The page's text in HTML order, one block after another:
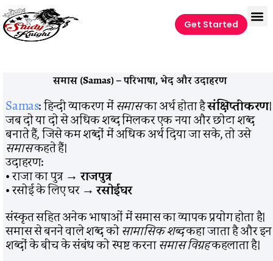
Get Started
समास (Samas) – परिभाषा, भेद और उदाहरण
Samas: हिन्दी व्याकरण मेंसमासका अर्थ होता हैसंक्षिप्तीकरण।
जब दो या दो से अधिक शब्द मिलकर एक नया और छोटा शब्द
बनाते हैं, जिसे कम शब्दों में अधिक अर्थ दिया जा सके, तो उसे
समासकहते हैं।
उदाहरण:
• राजा का पुत्र →राजपुत्र
• रसोई के लिए घर →रसोईघर
संस्कृत सहित अनेक भाषाओं में समास का व्यापक प्रयोग होता है।
समास से बनने वाले शब्द कोसामासिक शब्दकहा जाता है और इन
शब्दों के बीच के संबंध को स्पष्ट करनासमास विग्रहकहलाता है।